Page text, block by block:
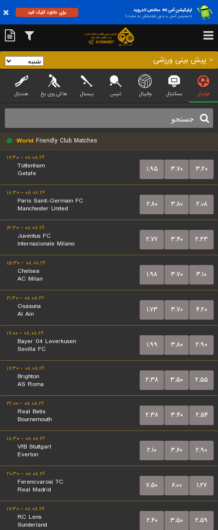
اپلیکیشن آس 90 مختص اندروید
(دسترسی آسان و بدون فیلترشکن به سایت)
برای دانلود کلیک کنید
پیش بینی ورزشی
فوتبال بسکتبال والیبال تنیس بیسبال هاکی روی یخ هندبال
World Friendly Club Matches
۰۸.۰۸.۲۶ - ۱۷:۳۰
Tottenham
Getafe
۱.۹۵ ۳.۷۰ ۳.۲۰
۰۸.۰۸.۲۶ - ۱۸:۳۰
Paris Saint-Germain FC
Manchester United
۲.۸۰ ۳.۸۰ ۲.۰۸
۰۸.۰۸.۲۶ - ۱۴:۳۰
Juventus FC
Internazionale Milano
۲.۷۷ ۳.۴۰ ۲.۲۳
۰۸.۰۸.۲۶ - ۱۵:۳۰
Chelsea
AC Milan
۱.۹۸ ۳.۷۰ ۳.۱۰
۰۸.۰۸.۲۶ - ۲۱:۳۰
Osasuna
Al Ain
۱.۷۳ ۳.۷۰ ۴.۲۰
۰۸.۰۸.۲۶ - ۱۷:۰۰
Bayer 04 Leverkusen
Sevilla FC
۱.۹۹ ۳.۸۰ ۲.۹۰
۰۸.۰۸.۲۶ - ۱۷:۳۰
Brighton
AS Roma
۲.۳۸ ۳.۵۰ ۲.۵۵
۰۸.۰۸.۲۶ - ۲۲:۰۰
Real Betis
Bournemouth
۲.۳۸ ۳.۴۰ ۲.۵۴
۰۸.۰۸.۲۶ - ۱۸:۳۰
VfB Stuttgart
Everton
۲.۱۰ ۳.۶۰ ۲.۹۰
۰۸.۰۸.۲۶ - ۲۰:۳۰
Ferencvarosi TC
Real Madrid
۷.۵۰ ۶.۰۰ ۱.۲۷
۰۸.۰۸.۲۶ - ۱۷:۳۰
RC Lens
Sunderland
۲.۴۰ ۳.۵۰ ۲.۵۹